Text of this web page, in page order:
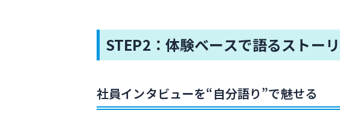
STEP2：体験ベースで語るストー
社員インタビューを“自分語り”で魅せる